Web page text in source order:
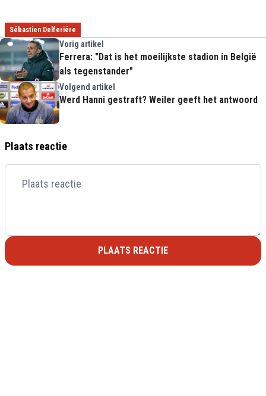
Sébastien Delferiére
Vorig artikel
Ferrera: "Dat is het moeilijkste stadion in België
als tegenstander"
Volgend artikel
Werd Hanni gestraft? Weiler geeft het antwoord
Plaats reactie
PLAATS REACTIE